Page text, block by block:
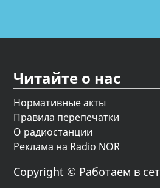
Читайте о нас
Нормативные акты
Правила перепечатки
О радиостанции
Реклама на Radio NOR
Copyright © Работаем в